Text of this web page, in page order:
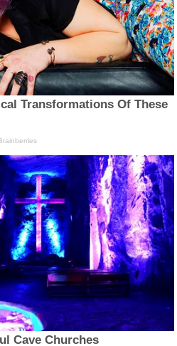
Transformations Of These
Cave Churches